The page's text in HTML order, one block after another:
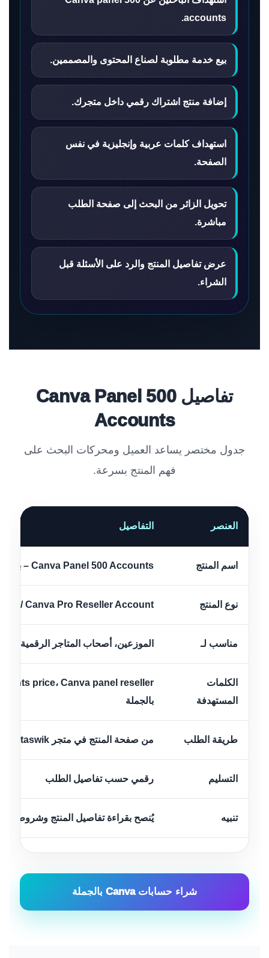
accounts.
بيع خدمة مطلوبة لصناع المحتوى والمصممين.
إضافة منتج اشتراك رقمي داخل متجرك.
استهداف كلمات عربية وإنجليزية في نفس
الصفحة.
تحويل الزائر من البحث إلى صفحة الطلب
مباشرة.
عرض تفاصيل المنتج والرد على الأسئلة قبل
الشراء.
تفاصيل Canva Panel 500
Accounts
جدول مختصر يساعد العميل ومحركات البحث على
فهم المنتج بسرعة.
العنصر التفاصيل
اسم المنتج Canva Panel 500 Accounts – بانل كانفا برو
نوع المنتج / Canva Pro Reseller Account
مناسب لـ الموزعين، أصحاب المتاجر الرقمية،
الكلمات
المستهدفة
بالجملة
طريقة الطلب من صفحة المنتج في متجر Techtaswik
التسليم رقمي حسب تفاصيل الطلب
تنبيه يُنصح بقراءة تفاصيل المنتج وشروط
شراء حسابات Canva بالجملة